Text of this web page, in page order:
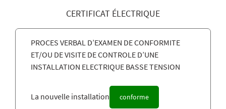
CERTIFICAT ÉLECTRIQUE
PROCES VERBAL D’EXAMEN DE CONFORMITE
ET/OU DE VISITE DE CONTROLE D’UNE
INSTALLATION ELECTRIQUE BASSE TENSION
La nouvelle installation conforme